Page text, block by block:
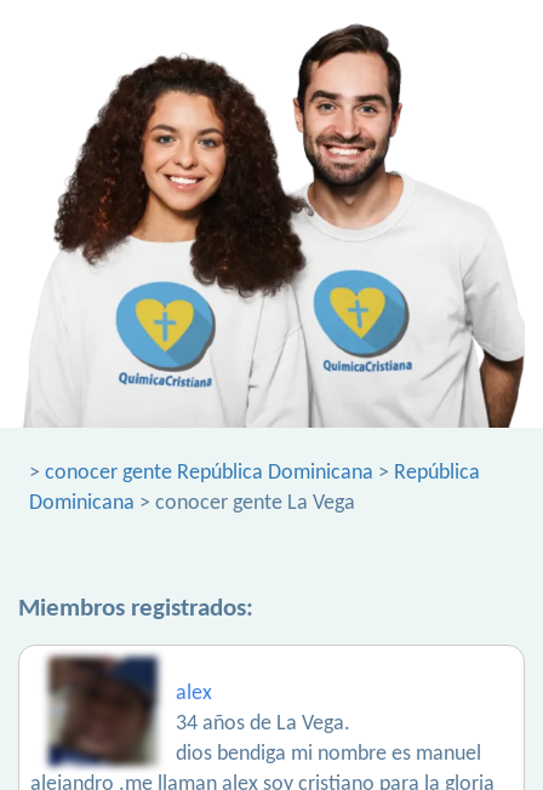
> conocer gente República Dominicana > República
Dominicana > conocer gente La Vega
Miembros registrados:
alex
34 años de La Vega.
dios bendiga mi nombre es manuel
alejandro .me llaman alex soy cristiano para la gloria